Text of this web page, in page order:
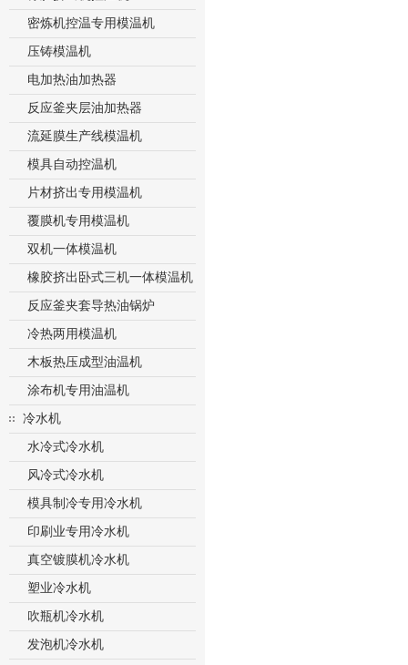
密炼机控温专用模温机
压铸模温机
电加热油加热器
反应釜夹层油加热器
流延膜生产线模温机
模具自动控温机
片材挤出专用模温机
覆膜机专用模温机
双机一体模温机
橡胶挤出卧式三机一体模温机
反应釜夹套导热油锅炉
冷热两用模温机
木板热压成型油温机
涂布机专用油温机
冷水机
水冷式冷水机
风冷式冷水机
模具制冷专用冷水机
印刷业专用冷水机
真空镀膜机冷水机
塑业冷水机
吹瓶机冷水机
发泡机冷水机